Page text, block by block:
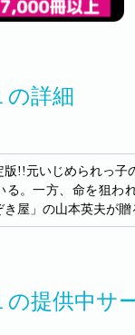
の詳細
版!!元いじめられっ子
る。一方、命を狙わ
き屋」の山本英夫が
の提供中サ